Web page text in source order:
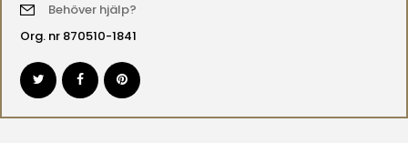
Behöver hjälp?
Org. nr 870510-1841